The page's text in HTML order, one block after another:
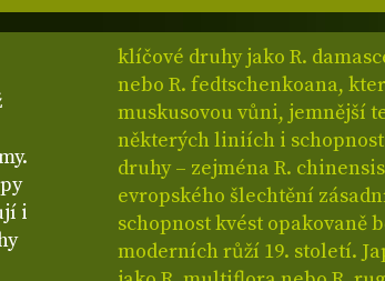
i
klíčové druhy jako R.
nebo R. fedtschenkoana,
muskusovou vůni, jemnější
některých liniích i
druhy – zejména R.
evropského šlechtění
schopnost kvést opakovaně
moderních růží 19. století.